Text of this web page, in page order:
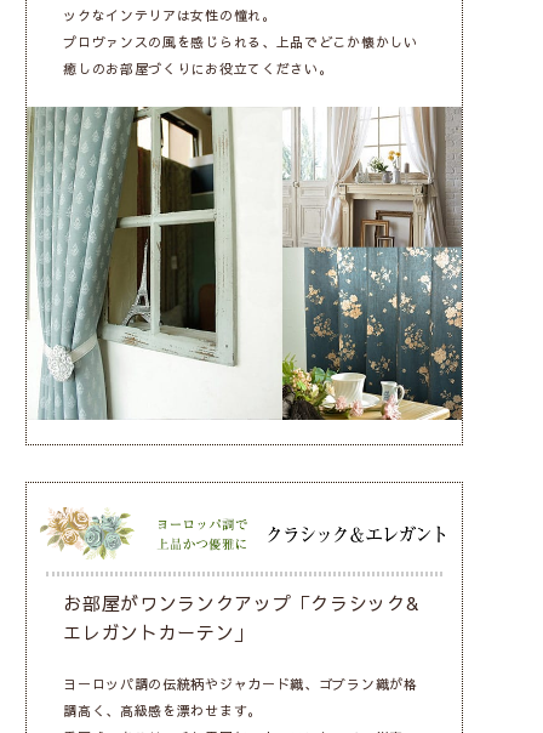
ックなインテリアは女性の憧れ。
プロヴァンスの風を感じられる、上品でどこか懐かしい
癒しのお部屋づくりにお役立てください。
お部屋がワンランクアップ「クラシック&
エレガントカーテン」
ヨーロッパ調の伝統柄やジャカード織、ゴブラン織が格
調高く、高級感を漂わせます。